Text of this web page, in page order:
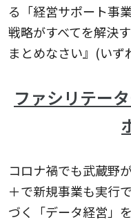
る「経営サポート事
戦略がすべてを解決
まとめなさい』(いず
ファシリテー
コロナ禍でも武蔵野
＋で新規事業も実行
づく「データ経営」